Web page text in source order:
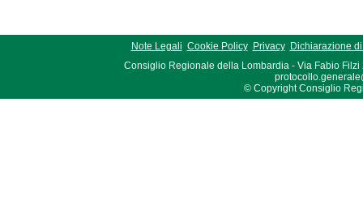
Note Legali Cookie Policy Privacy
Dichiarazione
Consiglio Regionale della Lombardia - Via Fabio Filzi
© Copyright Consiglio